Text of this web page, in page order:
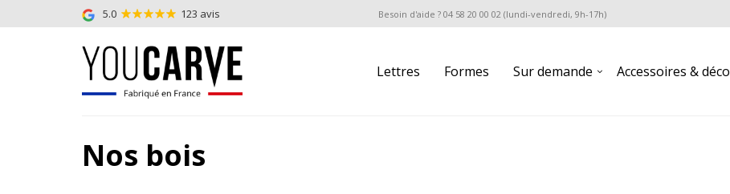
5.0 123 avis Besoin d'aide ? 04 58 20 00 02 (lundi-vendredi, 9h-17h)
Lettres Formes Sur demande Accessoires & déco
Nos bois